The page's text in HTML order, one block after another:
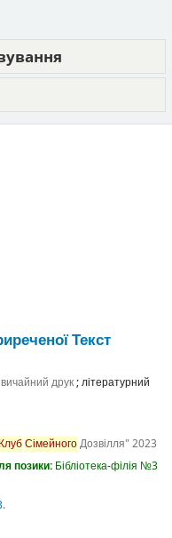
Текст
друк; літературний
КлубСімейногоДозвілля" 2023
позики: Бібліотека-філія №3
.